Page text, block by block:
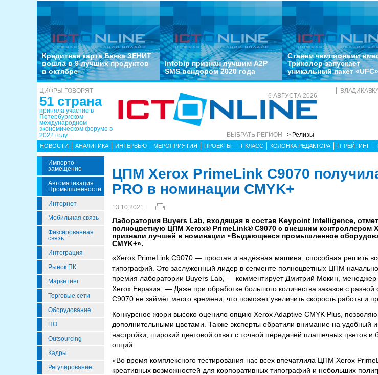
Кредитная карта Банка ЗЕНИТ
вошла в 9 лучших продуктов
в октябре
Infobip признан лучшим A2P
SMS вендором 2020 года
Станем чемпионами
Триколор запускает
уникальный пакет «UFC»
ЦИФРЫ ГОВОРЯТ
51 страна
приняла участие в
Петербургском
международном
экономическом форуме в
2022 году
6 АВГУСТА 2026
ВЫБРАТЬ РЕГИОН > Релизы
НОВОСТИ АНАЛИТИКА ИНТЕРВЬЮ МЕРОПРИЯТИЯ ПРОЕКТЫ IT КЛАСС КОЛОНКА РЕДАКТОРА IT РЕЙТИНГ
Импорто­
Замещение
Автоматизация
Промышленности
Интернет
Мобильная связь
Фиксированная
связь
Интеграция
Рынок ПК
Маркетинг
Торговые сети
Оборудование
ПО
Outsourcing
Кадры
Регулирование
ЦПМ Xerox PrimeLink C9070
PRO в номинации CMYK+
13.10.2021 |
Лаборатория Buyers Lab, входящая в состав Keypoint Intelligence,
полноцветную ЦПМ Xerox® PrimeLink® C9070 с внешним контроллером
признали лучшей в номинации «Выдающееся промышленное
CMYK+».
«Xerox PrimeLink C9070 — простая и надёжная машина, способная решить
типографий. Это заслуженный лидер в сегменте полноцветных ЦПМ
премия лаборатории Buyers Lab, — комментирует Дмитрий Мокин, менеджер
Xerox Евразия. — Даже при обработке большого количества заказов с
C9070 не займёт много времени, что поможет увеличить скорость работы и
Конкурсное жюри высоко оценило опцию Xerox Adaptive CMYK Plus,
дополнительными цветами. Также эксперты обратили внимание на
настройки, широкий цветовой охват с точной передачей плашечных цветов
опций.
«Во время комплексного тестирования нас всех впечатлила ЦПМ Xerox
креативных возможностей для корпоративных типографий и небольших